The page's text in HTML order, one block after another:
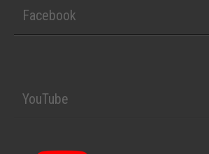
Facebook
YouTube